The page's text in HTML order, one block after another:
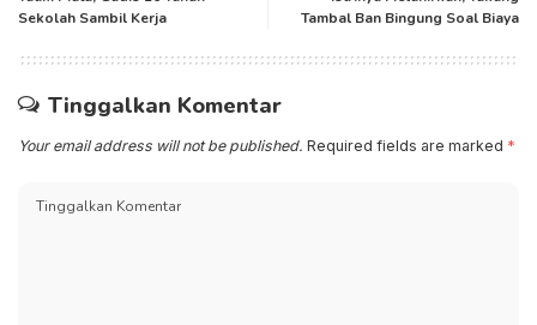
Sekolah Sambil Kerja
Tambal Ban Bingung Soal Biaya
Tinggalkan Komentar
Your email address will not be published. Required fields are marked *